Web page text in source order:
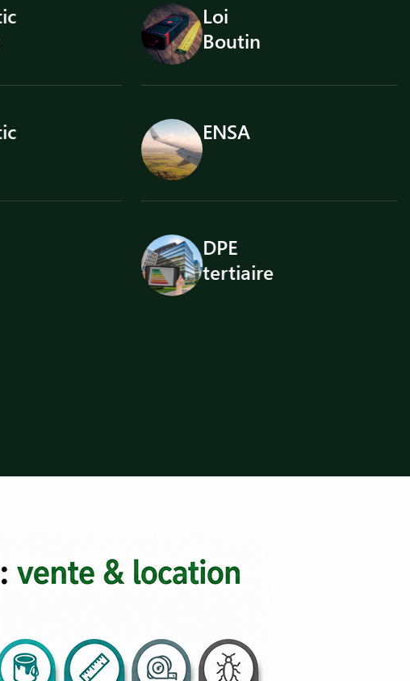
État
des risques
Audit
énergétique
Assainissement
non collectif